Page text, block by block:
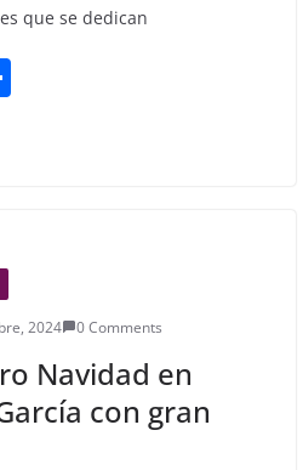
que se dedican
2024 0 Comments
Navidad en
con gran